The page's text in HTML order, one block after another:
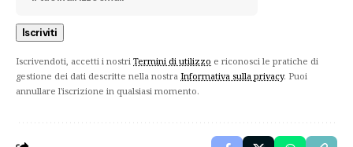
Iscrivendoti, accetti i nostri Termini di utilizzo e riconosci le pratiche di
gestione dei dati descritte nella nostra Informativa sulla privacy. Puoi
annullare l'iscrizione in qualsiasi momento.